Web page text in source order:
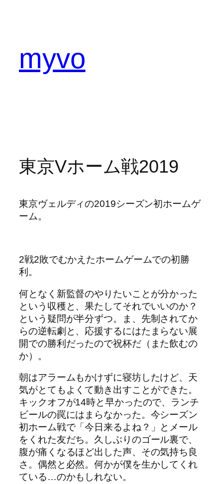
myvo
東京Vホーム戦2019
東京ヴェルディの2019シーズン初ホームゲ
ーム。
2戦2敗でむかえたホームゲームでの初勝
利。
何となく新監督のやりたいことが分かった
という収穫と、果たしてそれでいいのか？
という疑問が半分ずつ。ま、先制されてか
らの逆転劇と、応援するにはたまらない展
開での勝利だったので祝杯だ（また飲むの
か）。
朝はアラームもかけずに寝坊したけど、天
気がとてもよくて動き出すことができた。
キックオフが14時と早かったので、ランチ
ビールの罠にはまらなかった。今シーズン
初ホーム戦で「今日来るよね？」とメール
をくれた友だち。久しぶりのゴール裏で、
腹が痛くなるほど出した声、その気持ち良
さ。偶然と必然。何かが僕を生かしてくれ
ている…のかもしれない。